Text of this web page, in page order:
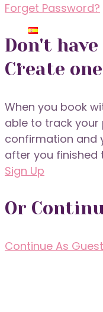
Forget Password?
Don't
Create
When you book
able to track
confirmation and
after you finished
Sign Up
Or
Continue As Guest